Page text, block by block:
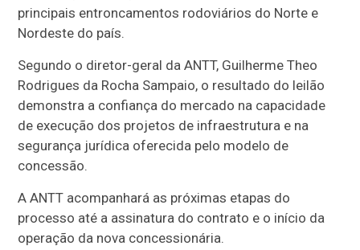
principais entroncamentos rodoviários do Norte e
Nordeste do país.
Segundo o diretor-geral da ANTT, Guilherme Theo
Rodrigues da Rocha Sampaio, o resultado do leilão
demonstra a confiança do mercado na capacidade
de execução dos projetos de infraestrutura e na
segurança jurídica oferecida pelo modelo de
concessão.
A ANTT acompanhará as próximas etapas do
processo até a assinatura do contrato e o início da
operação da nova concessionária.